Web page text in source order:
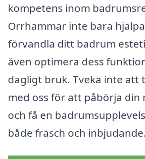
kompetens inom
Orrhammar inte bara
förvandla ditt badrum
även optimera dess
dagligt bruk. Tveka inte att
med oss för att påbörja din
och få en
både fräsch och inbjudande.